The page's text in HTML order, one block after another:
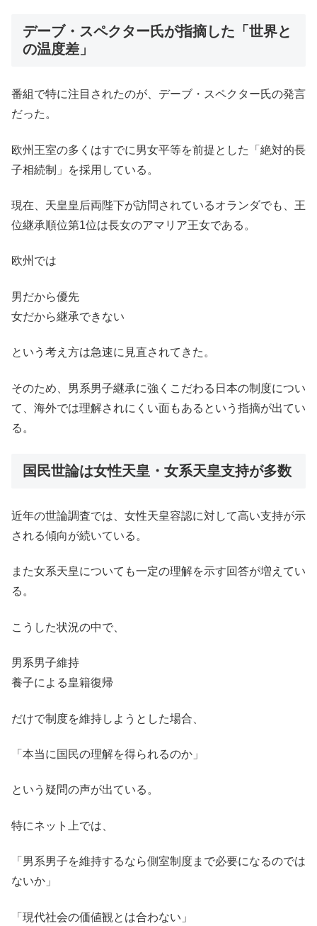
デーブ・スペクター氏が指摘した「世界と
の温度差」
番組で特に注目されたのが、デーブ・スペクター氏の発言
だった。
欧州王室の多くはすでに男女平等を前提とした「絶対的長
子相続制」を採用している。
現在、天皇皇后両陛下が訪問されているオランダでも、王
位継承順位第1位は長女のアマリア王女である。
欧州では
男だから優先
女だから継承できない
という考え方は急速に見直されてきた。
そのため、男系男子継承に強くこだわる日本の制度につい
て、海外では理解されにくい面もあるという指摘が出てい
る。
国民世論は女性天皇・女系天皇支持が多数
近年の世論調査では、女性天皇容認に対して高い支持が示
される傾向が続いている。
また女系天皇についても一定の理解を示す回答が増えてい
る。
こうした状況の中で、
男系男子維持
養子による皇籍復帰
だけで制度を維持しようとした場合、
「本当に国民の理解を得られるのか」
という疑問の声が出ている。
特にネット上では、
「男系男子を維持するなら側室制度まで必要になるのでは
ないか」
「現代社会の価値観とは合わない」